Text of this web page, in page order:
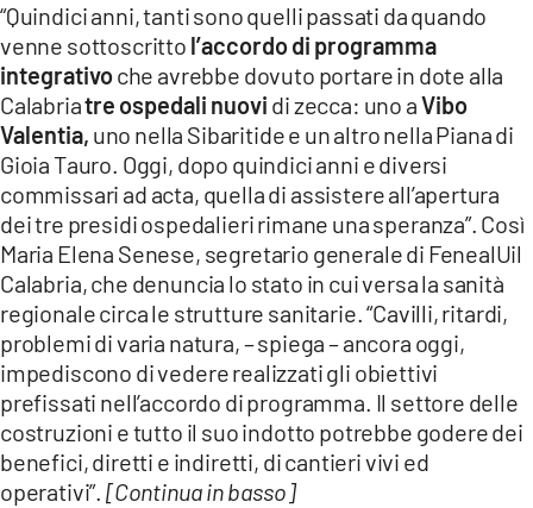
ILREGGINO.IT
COSENZACHANNEL.IT
ILVIBONESE.IT
CATANZAROCHANNEL.IT
LACAPITALENEWS.IT
App
ANDROID
APPLE
“Quindici anni, tanti sono quelli passati da quando
venne sottoscritto l’accordo di programma
integrativoche avrebbe dovuto portare in dote alla
Calabriatre ospedali nuovi di zecca: uno aVibo
Valentia, uno nella Sibaritide e un altro nella Piana di
Gioia Tauro. Oggi, dopo quindici anni e diversi
commissari ad acta, quella di assistere all’apertura
dei tre presidi ospedalieri rimane una speranza”. Così
Maria Elena Senese, segretario generale di FenealUil
Calabria, che denuncia lo stato in cui versa la sanità
regionale circa le strutture sanitarie. “Cavilli, ritardi,
problemi di varia natura, – spiega – ancora oggi,
impediscono di vedere realizzati gli obiettivi
prefissati nell’accordo di programma. Il settore delle
costruzioni e tutto il suo indotto potrebbe godere dei
benefici, diretti e indiretti, di cantieri vivi ed
operativi”. [Continua in basso]